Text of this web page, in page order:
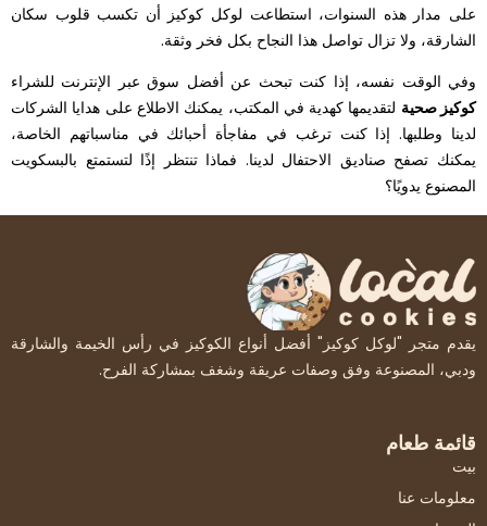
على مدار هذه السنوات، استطاعت لوكل كوكيز أن تكسب قلوب سكان
الشارقة، ولا تزال تواصل هذا النجاح بكل فخر وثقة.
وفي الوقت نفسه، إذا كنت تبحث عن أفضل سوق عبر الإنترنت للشراء
كوكيز صحية لتقديمها كهدية في المكتب، يمكنك الاطلاع على هدايا الشركات
لدينا وطلبها. إذا كنت ترغب في مفاجأة أحبائك في مناسباتهم الخاصة،
يمكنك تصفح صناديق الاحتفال لدينا. فماذا تنتظر إذًا لتستمتع بالبسكويت
المصنوع يدويًا؟
يقدم متجر "لوكل كوكيز" أفضل أنواع الكوكيز في رأس الخيمة والشارقة
ودبي، المصنوعة وفق وصفات عريقة وشغف بمشاركة الفرح.
قائمة طعام
بيت
معلومات عنا